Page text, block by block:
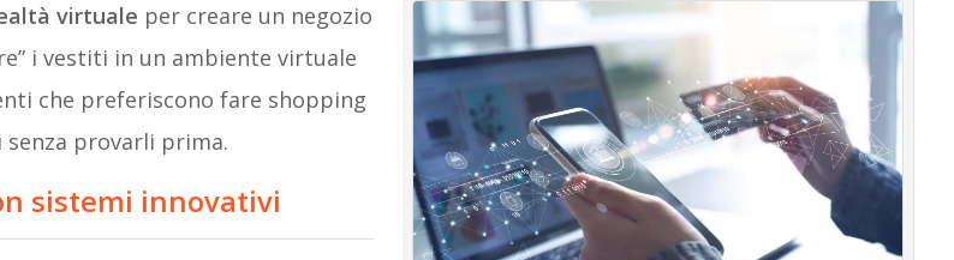
virtuale per creare un negozio
i vestiti in un ambiente virtuale
che preferiscono fare shopping
provarli prima.
sistemi innovativi